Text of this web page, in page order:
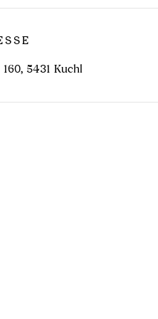
5431 Kuchl